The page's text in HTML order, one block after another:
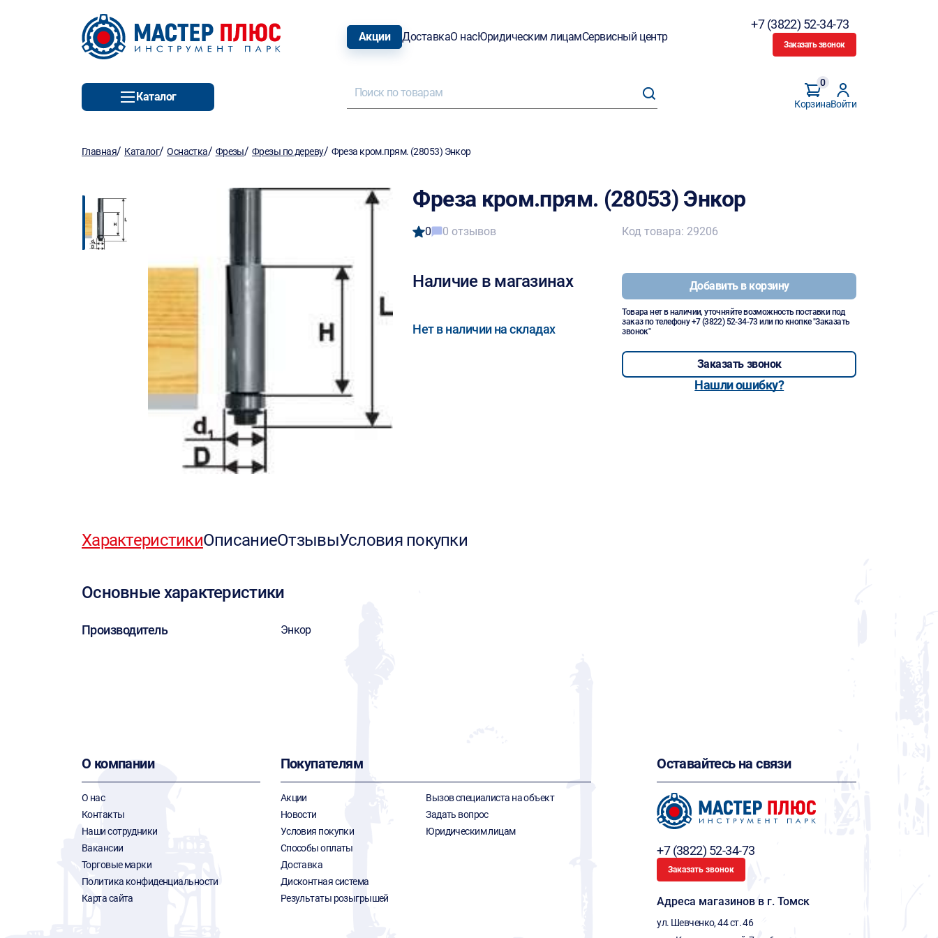
Акции ДоставкаО насЮридическим лицамСервисный центр
+7 (3822) 52-34-73
Заказать звонок
Каталог
Корзина
0
Войти
Главная/ Каталог/Оснастка/ Фрезы/ Фрезы по дереву/ Фреза кром.прям. (28053) Энкор
Фреза кром.прям. (28053) Энкор
0 0 отзывов
Наличие в магазинах
Нет в наличии на складах
Код товара: 29206
Добавить в корзину
Товара нет в наличии, уточняйте возможность поставки под
заказ по телефону+7 (3822) 52-34-73 или по кнопке "Заказать
звонок"
Заказать звонок
Нашли ошибку?
ХарактеристикиОписаниеОтзывыУсловия покупки
Основные характеристики
Производитель Энкор
О компании
О нас
Контакты
Наши сотрудники
Вакансии
Торговые марки
Политика конфиденциальности
Карта сайта
Покупателям
Акции
Новости
Условия покупки
Способы оплаты
Доставка
Дисконтная система
Результаты розыгрышей
Вызов специалиста на объект
Задать вопрос
Юридическим лицам
Оставайтесь на связи
+7 (3822) 52-34-73
Заказать звонок
Адреса магазинов в г. Томск
ул. Шевченко, 44 ст. 46